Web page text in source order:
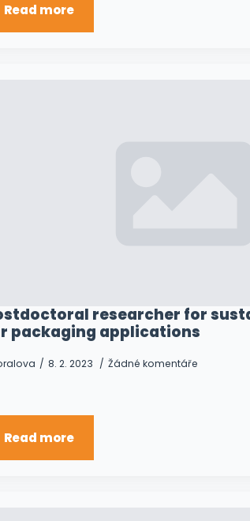
Read more
researcher for
packaging applications
8. 2. 2023 Žádné komentáře
Read more